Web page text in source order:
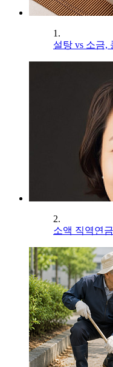
1.
설탕 vs 소금,
2.
소액 직역연